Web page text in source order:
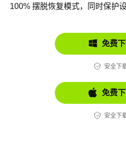
100% 摆脱恢复模式，同时保护
免费
安全下
免费
安全下